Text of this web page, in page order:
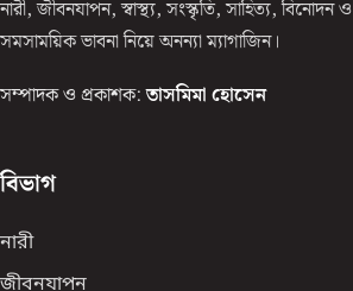
নারী, জীবনযাপন, স্বাস্থ্য, সংস্কৃতি, সাহিত্য, বিনোদন ও
সমসাময়িক ভাবনা নিয়ে অনন্যা ম্যাগাজিন।
সম্পাদক ও প্রকাশক: তাসমিমা হোসেন
বিভাগ
নারী
জীবনযাপন